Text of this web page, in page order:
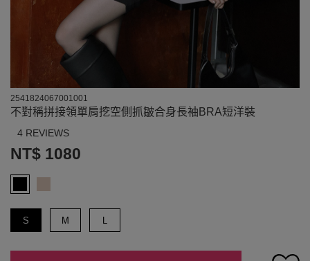
2541824067001001
不對稱拼接領單肩挖空側抓皺合身長袖BRA短洋裝
4 REVIEWS
NT$ 1080
S M L